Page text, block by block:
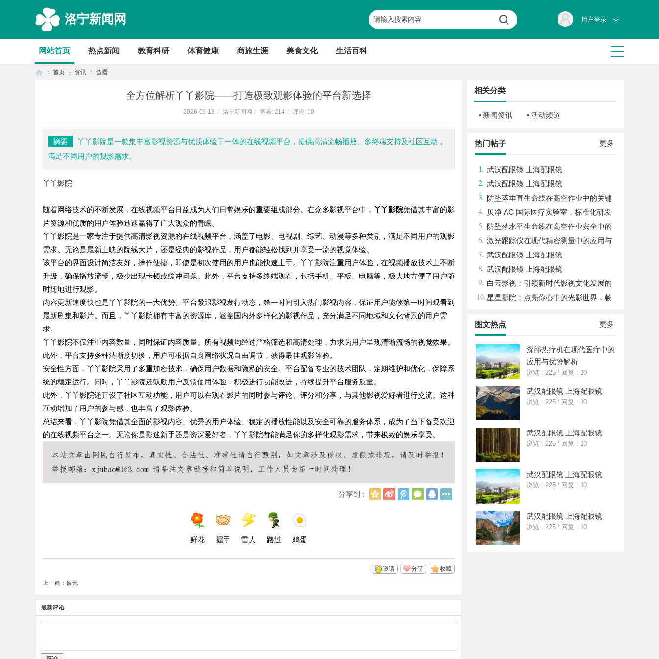
洛宁新闻网 用户登录
网站首页 热点新闻 教育科研 体育健康 商旅生涯 美食文化 生活百科
首页 资讯 查看
全方位解析丫丫影院——打造极致观影体验的平台新选择
2026-06-13 / 洛宁新闻网 / 查看: 214 / 评论: 10
摘要
丫丫影院是一款集丰富影视资源与优质体验于一体的在线视频平台，提供高清流畅播放、多终端支持及社区互动，
满足不同用户的观影需求。
丫丫影院
随着网络技术的不断发展，在线视频平台日益成为人们日常娱乐的重要组成部分。在众多影视平台中， 丫丫影院凭借其丰富的影
片资源和优质的用户体验迅速赢得了广大观众的青睐。
丫丫影院是一家专注于提供高清影视资源的在线视频平台，涵盖了电影、电视剧、综艺、动漫等多种类别，满足不同用户的观影
需求。无论是最新上映的院线大片，还是经典的影视作品，用户都能轻松找到并享受一流的视觉体验。
该平台的界面设计简洁友好，操作便捷，即使是初次使用的用户也能快速上手。丫丫影院注重用户体验，在视频播放技术上不断
升级，确保播放流畅，极少出现卡顿或缓冲问题。此外，平台支持多终端观看，包括手机、平板、电脑等，极大地方便了用户随
时随地进行观影。
内容更新速度快也是丫丫影院的一大优势。平台紧跟影视发行动态，第一时间引入热门影视内容，保证用户能够第一时间观看到
最新剧集和影片。而且，丫丫影院拥有丰富的资源库，涵盖国内外多样化的影视作品，充分满足不同地域和文化背景的用户需
求。
丫丫影院不仅注重内容数量，同时保证内容质量。所有视频均经过严格筛选和高清处理，力求为用户呈现清晰流畅的视觉效果。
此外，平台支持多种清晰度切换，用户可根据自身网络状况自由调节，获得最佳观影体验。
安全性方面，丫丫影院采用了多重加密技术，确保用户数据和隐私的安全。平台配备专业的技术团队，定期维护和优化，保障系
统的稳定运行。同时，丫丫影院还鼓励用户反馈使用体验，积极进行功能改进，持续提升平台服务质量。
此外，丫丫影院还开设了社区互动功能，用户可以在观看影片的同时参与评论、评分和分享，与其他影视爱好者进行交流。这种
互动增加了用户的参与感，也丰富了观影体验。
总结来看，丫丫影院凭借其全面的影视内容、优秀的用户体验、稳定的播放性能以及安全可靠的服务体系，成为了当下备受欢迎
的在线视频平台之一。无论你是影迷新手还是资深爱好者，丫丫影院都能满足你的多样化观影需求，带来极致的娱乐享受。
分享到 :
Q
新
浪
腾
讯
微
信
Q
鲜花 握手 雷人 路过 鸡蛋
收藏
分享
邀请
上一篇：暂无
最新评论
相关分类
• 新闻资讯 • 活动频道
更多
热门帖子
1. 武汉配眼镜 上海配眼镜
2. 武汉配眼镜 上海配眼镜
3. 防坠落垂直生命线在高空作业中的关键
应用与安全保障
4. 贝净 AC 国际医疗实验室，标准化研发
体系全解析
5. 防坠落水平生命线在高空作业安全中的
关键作用与应用解析
6. 激光跟踪仪在现代精密测量中的应用与
发展趋势
7. 武汉配眼镜 上海配眼镜
8. 武汉配眼镜 上海配眼镜
9. 白云影视：引领新时代影视文化发展的
新力量
10.星星影院：点亮你心中的光影世界，畅
更多
图文热点
深部热疗机在现代医疗中的
应用与优势解析
浏览 : 225 / 回复 : 10
武汉配眼镜 上海配眼镜
浏览 : 225 / 回复 : 10
武汉配眼镜 上海配眼镜
浏览 : 225 / 回复 : 10
武汉配眼镜 上海配眼镜
浏览 : 225 / 回复 : 10
武汉配眼镜 上海配眼镜
浏览 : 225 / 回复 : 10